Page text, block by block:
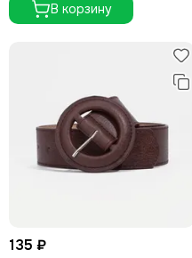
В корзину
135 ₽